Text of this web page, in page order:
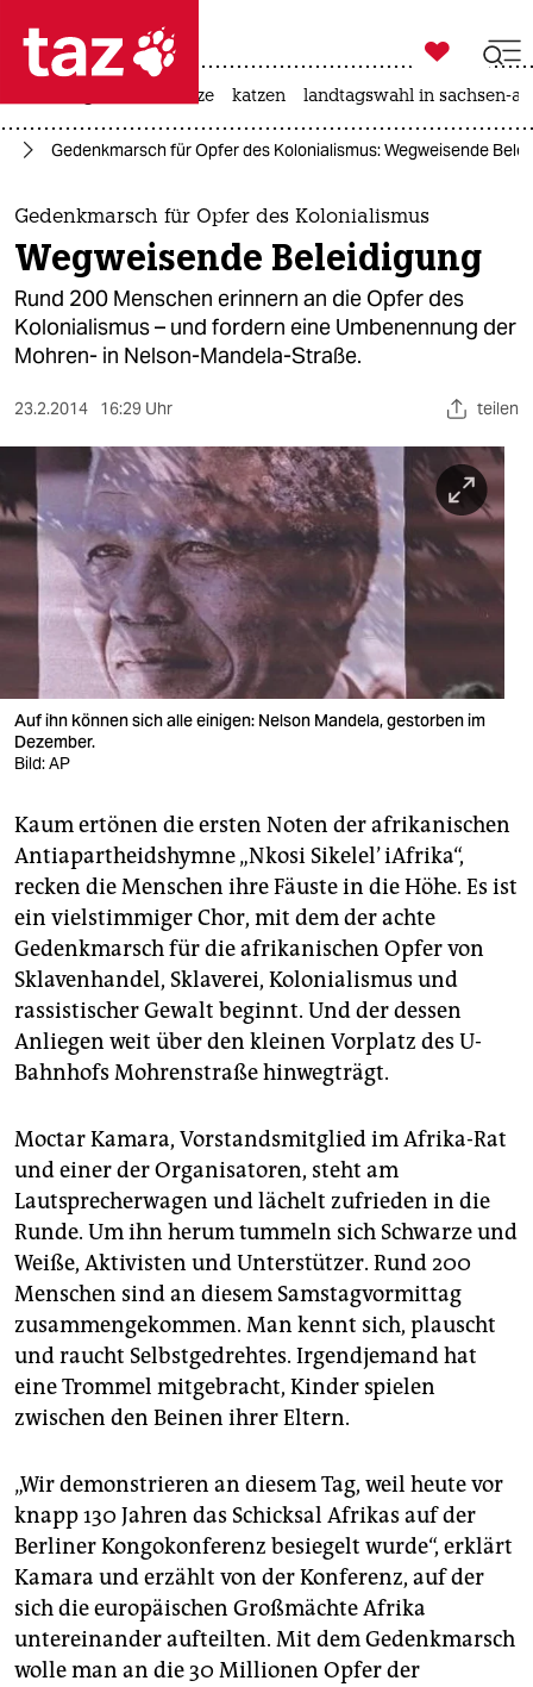
 taz zahl ich
taz zahl ich
themen
politik
öko
sport
berlin
nord
wahrheit
verlag
verlag
shop
fragen & hilfe
unterstützen
abo
genossenschaft
epaper login

taz zahl ich
hitze katzen landtagswahl in sachsen-
Gedenkmarsch für Opfer des Kolonialismus: Wegweisende
Gedenkmarsch für Opfer des Kolonialismus
Wegweisende Beleidigung
Rund 200 Menschen erinnern an die Opfer des
Kolonialismus – und fordern eine Umbenennung der
Mohren- in Nelson-Mandela-Straße.
23.2.2014 16:29 Uhr teilen
Auf ihn können sich alle einigen: Nelson Mandela, gestorben im
Dezember.
Bild: AP
Kaum ertönen die ersten Noten der afrikanischen
Antiapartheidshymne „Nkosi Sikelel’ iAfrika“,
recken die Menschen ihre Fäuste in die Höhe. Es ist
ein vielstimmiger Chor, mit dem der achte
Gedenkmarsch für die afrikanischen Opfer von
Sklavenhandel, Sklaverei, Kolonialismus und
rassistischer Gewalt beginnt. Und der dessen
Anliegen weit über den kleinen Vorplatz des U-
Bahnhofs Mohrenstraße hinwegträgt.
Moctar Kamara, Vorstandsmitglied im Afrika-Rat
und einer der Organisatoren, steht am
Lautsprecherwagen und lächelt zufrieden in die
Runde. Um ihn herum tummeln sich Schwarze und
Weiße, Aktivisten und Unterstützer. Rund 200
Menschen sind an diesem Samstagvormittag
zusammengekommen. Man kennt sich, plauscht
und raucht Selbstgedrehtes. Irgendjemand hat
eine Trommel mitgebracht, Kinder spielen
zwischen den Beinen ihrer Eltern.
„Wir demonstrieren an diesem Tag, weil heute vor
knapp 130 Jahren das Schicksal Afrikas auf der
Berliner Kongokonferenz besiegelt wurde“, erklärt
Kamara und erzählt von der Konferenz, auf der
sich die europäischen Großmächte Afrika
untereinander aufteilten. Mit dem Gedenkmarsch
wolle man an die 30 Millionen Opfer der